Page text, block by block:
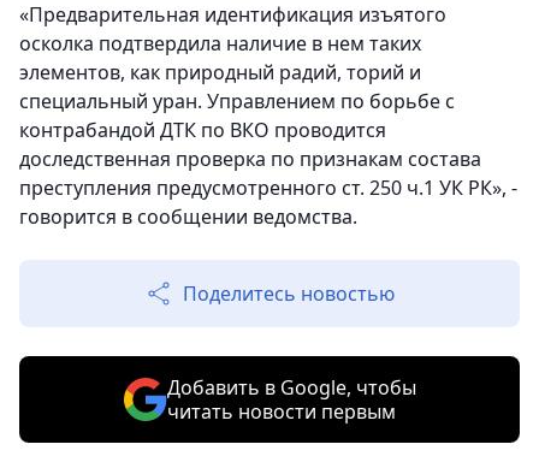
«Предварительная идентификация изъятого
осколка подтвердила наличие в нем таких
элементов, как природный радий, торий и
специальный уран. Управлением по борьбе с
контрабандой ДТК по ВКО проводится
доследственная проверка по признакам состава
преступления предусмотренного ст. 250 ч.1 УК РК», -
говорится в сообщении ведомства.
Поделитесь новостью
Добавить в Google, чтобы
читать новости первым